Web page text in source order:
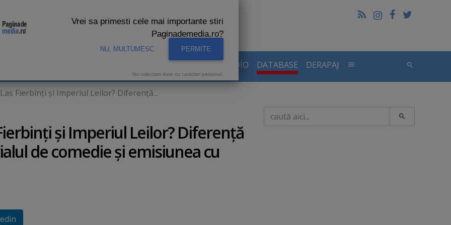
AUDIENTE RADIO DATABASE DERAPAJ
Fierbinţi şi Imperiul Leilor? Diferenţă...
şi Imperiul Leilor? Diferenţă
de comedie şi emisiunea cu
Caută
Vrei sa primesti cele mai importante stiri
Paginademedia.ro?
NU, MULTUMESC PERMITE
Nu colectam date cu caracter personal.